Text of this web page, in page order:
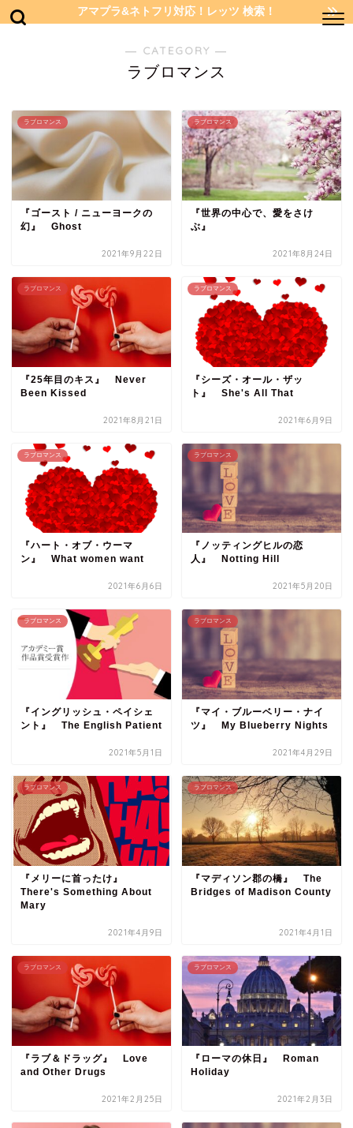
アマプラ&ネトフリ対応！レッツ 検索！
― CATEGORY ―
ラブロマンス
ラブロマンス
『ゴースト / ニューヨークの
幻』 Ghost
2021年9月22日
ラブロマンス
『世界の中心で、愛をさけ
ぶ』
2021年8月24日
ラブロマンス
『25年目のキス』 Never
Been Kissed
2021年8月21日
ラブロマンス
『シーズ・オール・ザッ
ト』 She's All That
2021年6月9日
ラブロマンス
『ハート・オブ・ウーマ
ン』 What women want
2021年6月6日
ラブロマンス
『ノッティングヒルの恋
人』 Notting Hill
2021年5月20日
ラブロマンス
『イングリッシュ・ペイシェ
ント』 The English Patient
2021年5月1日
ラブロマンス
『マイ・ブルーベリー・ナイ
ツ』 My Blueberry Nights
2021年4月29日
ラブロマンス
『メリーに首ったけ』
There's Something About
Mary
2021年4月9日
ラブロマンス
『マディソン郡の橋』 The
Bridges of Madison County
2021年4月1日
ラブロマンス
『ラブ＆ドラッグ』 Love
and Other Drugs
2021年2月25日
ラブロマンス
『ローマの休日』 Roman
Holiday
2021年2月3日